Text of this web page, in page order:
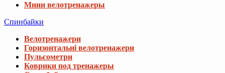
Мини велотренажеры
Спинбайки
Велотренажери
Горизонтальні велотренажери
Пульсометри
Коврики под тренажеры